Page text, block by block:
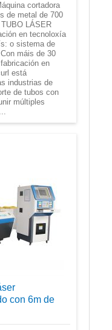
cortadora
de metal de 700
LÁSER
en tecnoloxía
o sistema de
máis de 30
en
está
industrias de
de tubos con
múltiples
con 6m de